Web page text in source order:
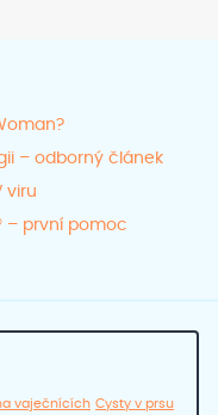
– odborný článek
viru
– první pomoc
vaječnících Cysty v prsu